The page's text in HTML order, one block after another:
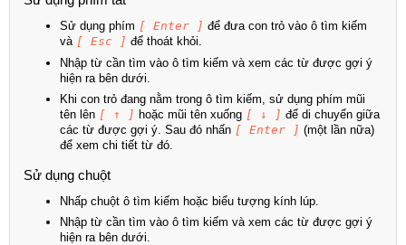
Sử dụng phím [ Enter ] để đưa con trỏ vào ô tìm kiếm
và [ Esc ] để thoát khỏi.
Nhập từ cần tìm vào ô tìm kiếm và xem các từ được gợi ý
hiện ra bên dưới.
Khi con trỏ đang nằm trong ô tìm kiếm, sử dụng phím mũi
tên lên [ ↑ ] hoặc mũi tên xuống [ ↓ ] để di chuyển giữa
các từ được gợi ý. Sau đó nhấn [ Enter ] (một lần nữa)
để xem chi tiết từ đó.
Sử dụng chuột
Nhấp chuột ô tìm kiếm hoặc biểu tượng kính lúp.
Nhập từ cần tìm vào ô tìm kiếm và xem các từ được gợi ý
hiện ra bên dưới.